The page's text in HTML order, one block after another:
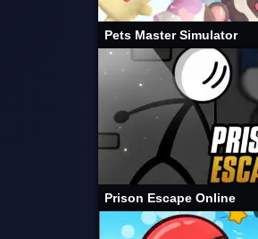
Pets Master Simulator
Prison Escape Online